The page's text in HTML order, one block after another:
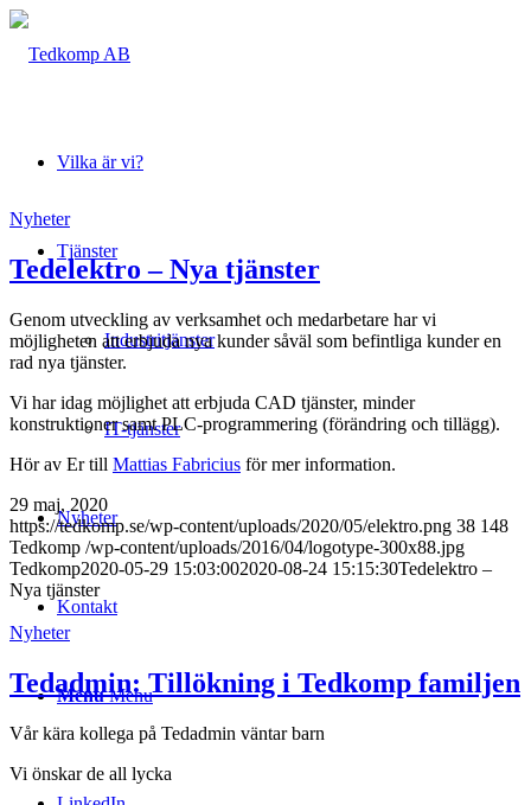
Vilka är vi?
Tjänster
Industritjänster
IT-tjänster
Nyheter
Kontakt
Menu Menu
Nyheter
Tedelektro – Nya tjänster
Genom utveckling av verksamhet och medarbetare har vi
möjligheten att erbjuda nya kunder såväl som befintliga kunder en
rad nya tjänster.
Vi har idag möjlighet att erbjuda CAD tjänster, minder
konstruktioner samt PLC-programmering (förändring och tillägg).
Hör av Er till Mattias Fabricius för mer information.
29 maj, 2020
https://tedkomp.se/wp-content/uploads/2020/05/elektro.png 38 148
Tedkomp /wp-content/uploads/2016/04/logotype-300x88.jpg
Tedkomp2020-05-29 15:03:002020-08-24 15:15:30Tedelektro –
Nya tjänster
Nyheter
Tedadmin: Tillökning i Tedkomp familjen
Vår kära kollega på Tedadmin väntar barn
Vi önskar de all lycka